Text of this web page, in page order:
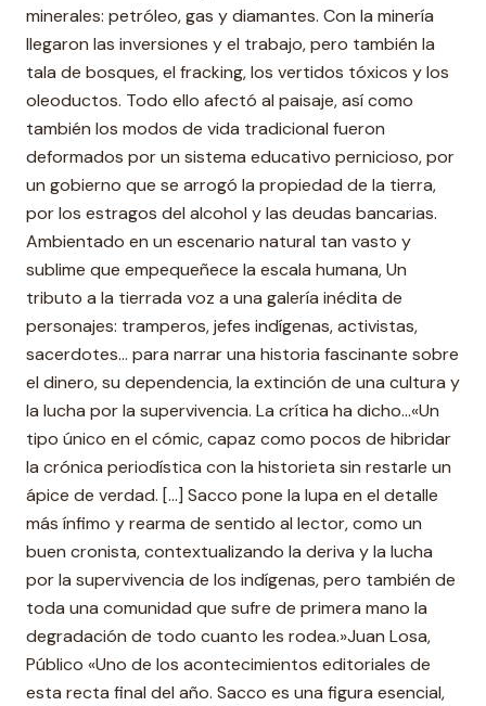
minerales: petróleo, gas y diamantes. Con la minería
llegaron las inversiones y el trabajo, pero también la
tala de bosques, el fracking, los vertidos tóxicos y los
oleoductos. Todo ello afectó al paisaje, así como
también los modos de vida tradicional fueron
deformados por un sistema educativo pernicioso, por
un gobierno que se arrogó la propiedad de la tierra,
por los estragos del alcohol y las deudas bancarias.
Ambientado en un escenario natural tan vasto y
sublime que empequeñece la escala humana, Un
tributo a la tierrada voz a una galería inédita de
personajes: tramperos, jefes indígenas, activistas,
sacerdotes... para narrar una historia fascinante sobre
el dinero, su dependencia, la extinción de una cultura y
la lucha por la supervivencia. La crítica ha dicho...«Un
tipo único en el cómic, capaz como pocos de hibridar
la crónica periodística con la historieta sin restarle un
ápice de verdad. [...] Sacco pone la lupa en el detalle
más ínfimo y rearma de sentido al lector, como un
buen cronista, contextualizando la deriva y la lucha
por la supervivencia de los indígenas, pero también de
toda una comunidad que sufre de primera mano la
degradación de todo cuanto les rodea.»Juan Losa,
Público «Uno de los acontecimientos editoriales de
esta recta final del año. Sacco es una figura esencial,